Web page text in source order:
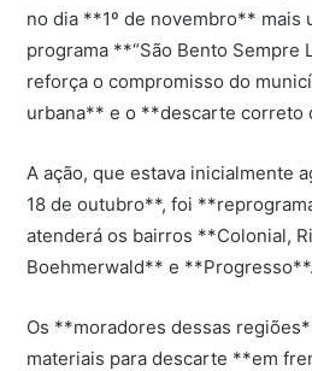
no dia **1º de novembro** mais
programa **“São Bento Sempre
reforça o compromisso do
urbana** e o **descarte correto
A ação, que estava inicialmente
18 de outubro**, foi
atenderá os bairros **Colonial,
Boehmerwald** e **Progresso**.
Os **moradores dessas
materiais para descarte **em